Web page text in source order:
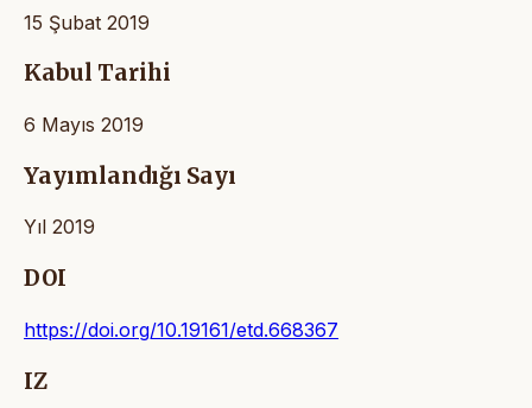
15 Şubat 2019
Kabul Tarihi
6 Mayıs 2019
Yayımlandığı Sayı
Yıl 2019
DOI
https://doi.org/10.19161/etd.668367
IZ